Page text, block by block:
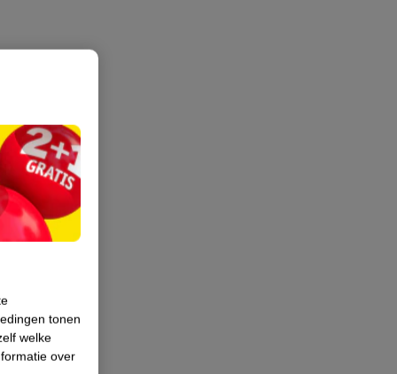
tonen
welke
over